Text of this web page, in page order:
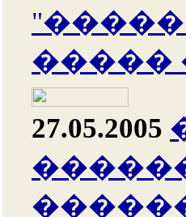
�����
27.05.2005